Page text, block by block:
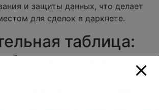
и защиты данных, что делает
для сделок в даркнете.
таблица:
vs аналоги